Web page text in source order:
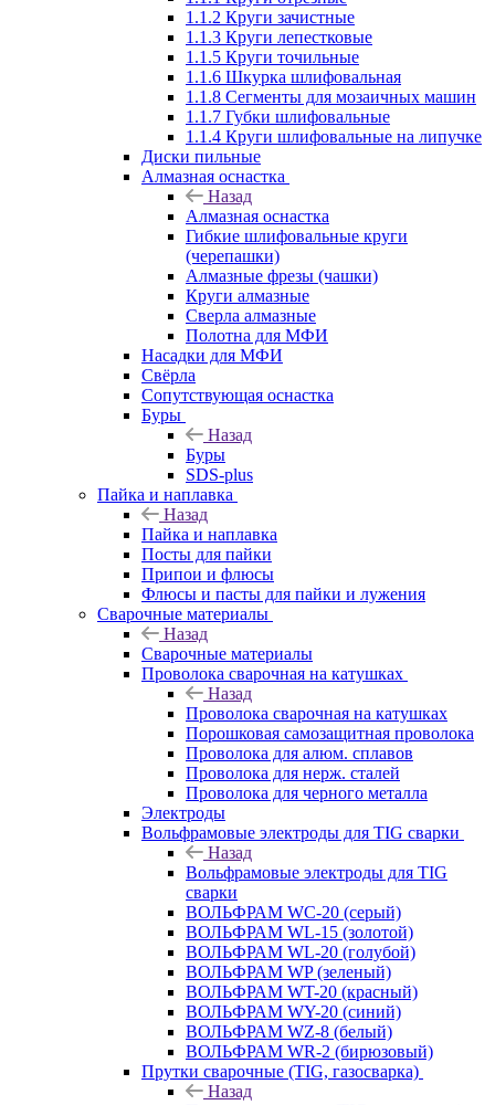
1.1.2 Круги зачистные
1.1.3 Круги лепестковые
1.1.5 Круги точильные
1.1.6 Шкурка шлифовальная
1.1.8 Сегменты для мозаичных машин
1.1.7 Губки шлифовальные
1.1.4 Круги шлифовальные на липучке
Диски пильные
Алмазная оснастка
Назад
Алмазная оснастка
Гибкие шлифовальные круги
(черепашки)
Алмазные фрезы (чашки)
Круги алмазные
Сверла алмазные
Полотна для МФИ
Насадки для МФИ
Свёрла
Сопутствующая оснастка
Буры
Назад
Буры
SDS-plus
Пайка и наплавка
Назад
Пайка и наплавка
Посты для пайки
Припои и флюсы
Флюсы и пасты для пайки и лужения
Сварочные материалы
Назад
Сварочные материалы
Проволока сварочная на катушках
Назад
Проволока сварочная на катушках
Порошковая самозащитная проволока
Проволока для алюм. сплавов
Проволока для нерж. сталей
Проволока для черного металла
Электроды
Вольфрамовые электроды для TIG сварки
Назад
Вольфрамовые электроды для TIG
сварки
ВОЛЬФРАМ WC-20 (серый)
ВОЛЬФРАМ WL-15 (золотой)
ВОЛЬФРАМ WL-20 (голубой)
ВОЛЬФРАМ WP (зеленый)
ВОЛЬФРАМ WT-20 (красный)
ВОЛЬФРАМ WY-20 (синий)
ВОЛЬФРАМ WZ-8 (белый)
ВОЛЬФРАМ WR-2 (бирюзовый)
Прутки сварочные (TIG, газосварка)
Назад